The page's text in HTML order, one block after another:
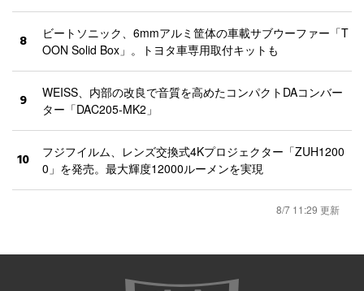
8
ビートソニック、6mmアルミ筐体の車載サブウーファー「T
OON Solid Box」。トヨタ車専用取付キットも
9
WEISS、内部の改良で音質を高めたコンパクトDAコンバー
ター「DAC205-MK2」
10
フジフイルム、レンズ交換式4Kプロジェクター「ZUH1200
0」を発売。最大輝度12000ルーメンを実現
8/7 11:29 更新